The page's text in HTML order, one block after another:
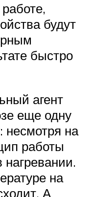
будут
быстро
агент
еще одну
несмотря на
работы
нагревании.
на
А